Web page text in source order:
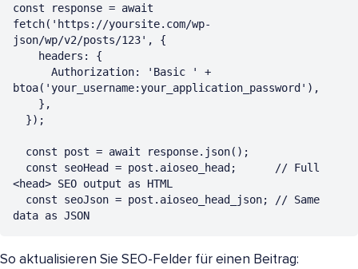
const response = await
fetch('https://yoursite.com/wp-
json/wp/v2/posts/123', {
btoa('your_username:your_application_password'),
<head> SEO output as HTML
data as JSON
So aktualisieren Sie SEO-Felder für einen Beitrag: